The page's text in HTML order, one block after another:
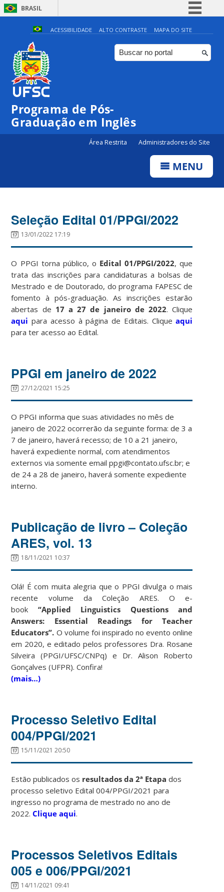
BRASIL
Simplifique!
Comunica BR
Participe
ACESSIBILIDADE ALTO CONTRASTE MAPA DO SITE
Programa de Pós-
Graduação em Inglês
Área Restrita Administradores do Site
MENU
Seleção Edital 01/PPGI/2022
13/01/2022 17:19
O PPGI torna público, o Edital 01/PPGI/2022, que
trata das inscrições para candidaturas a bolsas de
Mestrado e de Doutorado, do programa FAPESC de
fomento à pós-graduação. As inscrições estarão
abertas de 17 a 27 de janeiro de 2022. Clique
aqui para acesso à página de Editais. Cliqueaqui
para ter acesso ao Edital.
PPGI em janeiro de 2022
27/12/2021 15:25
O PPGI informa que suas atividades no mês de
janeiro de 2022 ocorrerão da seguinte forma: de 3 a
7 de janeiro, haverá recesso; de 10 a 21 janeiro,
haverá expediente normal, com atendimentos
externos via somente email ppgi@contato.ufsc.br; e
de 24 a 28 de janeiro, haverá somente expediente
interno.
Publicação de livro – Coleção
ARES, vol. 13
18/11/2021 10:37
Olá! É com muita alegria que o PPGI divulga o mais
recente volume da Coleção ARES. O e-
book “Applied Linguistics Questions and
Answers: Essential Readings for Teacher
Educators”. O volume foi inspirado no evento online
em 2020, e editado pelos professores Dra. Rosane
Silveira (PPGI/UFSC/CNPq) e Dr. Alison Roberto
Gonçalves (UFPR). Confira!
(mais…)
Processo Seletivo Edital
004/PPGI/2021
15/11/2021 20:50
Estão publicados os resultados da 2ª Etapa dos
processo seletivo Edital 004/PPGI/2021 para
ingresso no programa de mestrado no ano de
2022.Clique aqui.
Processos Seletivos Editais
005 e 006/PPGI/2021
14/11/2021 09:41